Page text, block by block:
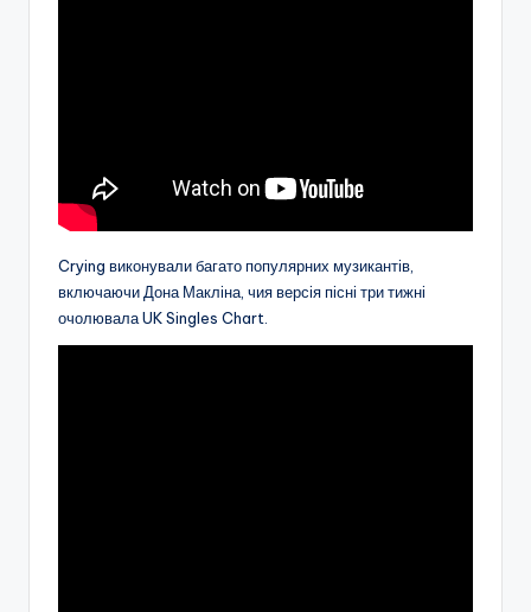
Crying виконували багато популярних музикантів,
включаючи Дона Макліна, чия версія пісні три тижні
очолювала UK Singles Chart.